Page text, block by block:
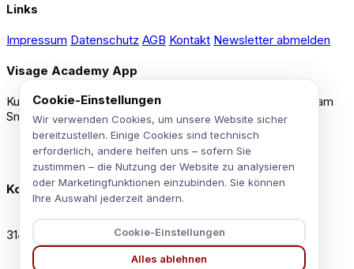
Links
Impressum Datenschutz AGB Kontakt Newsletter abmelden
Visage Academy App
Kurszugang, Videos, Dokumente und Zertifikate bequem am
Smartphone nutzen.
App Store Verfügbar
Google Play Bald verfügbar
Kontakt
Alpenblickgasse 6/3
3142 Perschling
office@visage-cosmetic.at
+436767444740
Cookie-Einstellungen
Wir verwenden Cookies, um unsere Website sicher
bereitzustellen. Einige Cookies sind technisch
erforderlich, andere helfen uns – sofern Sie
zustimmen – die Nutzung der Website zu analysieren
oder Marketingfunktionen einzubinden. Sie können
Ihre Auswahl jederzeit ändern.
Cookie-Einstellungen
Alles ablehnen